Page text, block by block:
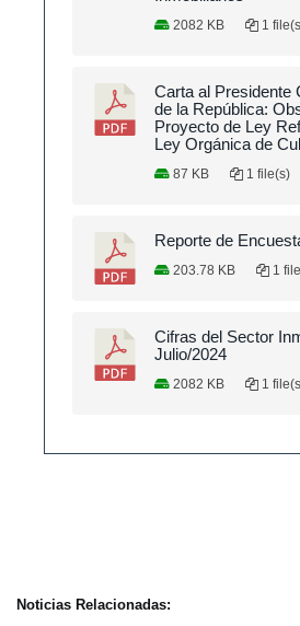
2082 KB 1
Carta al Presidente
de la República:
Proyecto de Ley
Ley Orgánica de
87 KB 1 file(s)
Reporte de
203.78 KB 1
Cifras del Sector
Julio/2024
2082 KB 1
Noticias Relacionadas: